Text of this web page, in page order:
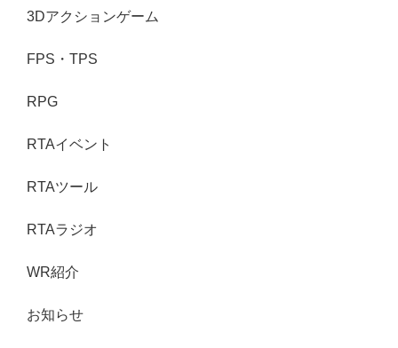
3Dアクションゲーム
FPS・TPS
RPG
RTAイベント
RTAツール
RTAラジオ
WR紹介
お知らせ